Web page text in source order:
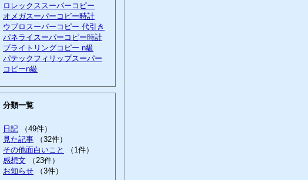
ロレックススーパーコピー
オメガスーパーコピー時計
ウブロスーパーコピー 代引き
パネライスーパーコピー時計
ブライトリングコピー n級
パテックフィリップスーパー
コピーn級
分類一覧
日記 （49件）
見た記事 （32件）
その他面白いこと
（1件）
感想文 （23件）
お知らせ （3件）